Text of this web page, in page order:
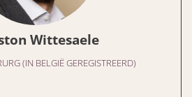
Wittesaele
(IN BELGIË GEREGISTREERD)